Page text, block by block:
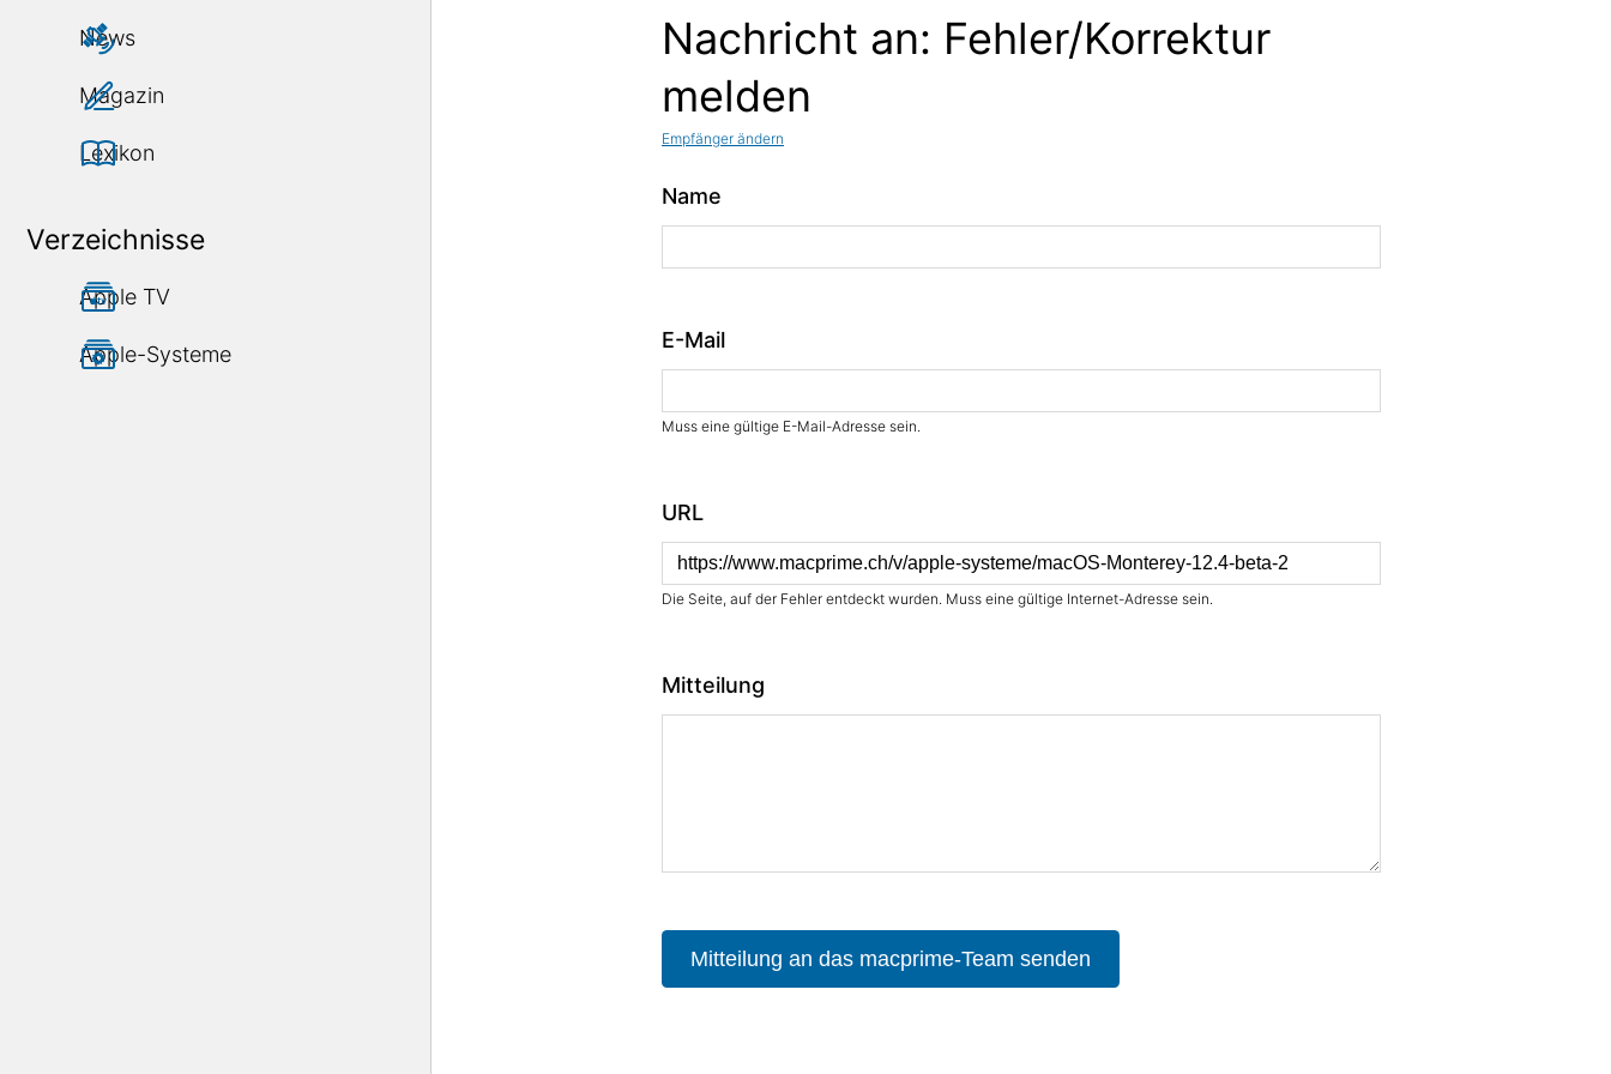
News
Magazin
Lexikon
Verzeichnisse
Apple TV
Apple-Systeme
Nachricht an: Fehler/Korrektur
melden
Empfänger ändern
Name
E-Mail
Muss eine gültige E-Mail-Adresse sein.
URL
Die Seite, auf der Fehler entdeckt wurden. Muss eine gültige Internet-Adresse sein.
Mitteilung
Mitteilung an das macprime-Team senden